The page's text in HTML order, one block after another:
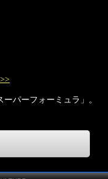
パーフォーミュラ」。